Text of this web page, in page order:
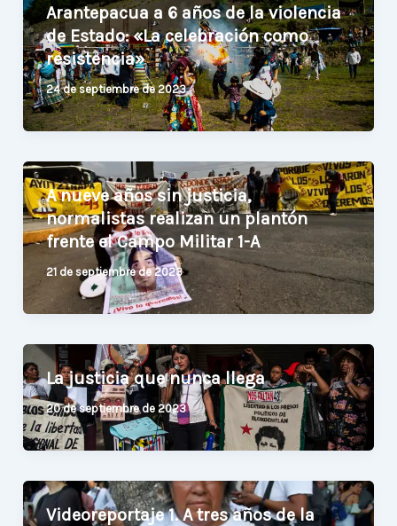
Arantepacua a 6 años de la violencia
de Estado: «La celebración como
resistencia»
24 de septiembre de 2023
A nueve años sin justicia,
normalistas realizan un plantón
frente el Campo Militar 1-A
21 de septiembre de 2023
La justicia que nunca llega
20 de septiembre de 2023
Videoreportaje 1. A tres años de la